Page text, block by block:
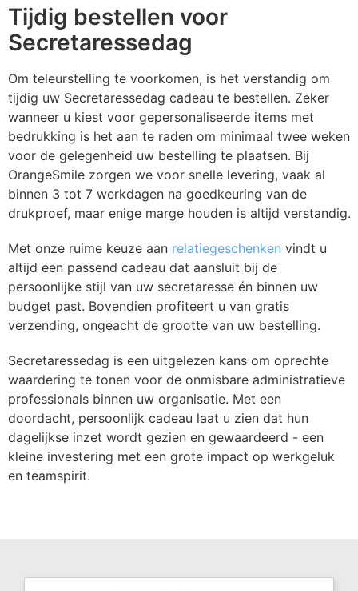
Tijdig bestellen voor
Secretaressedag
Om teleurstelling te voorkomen, is het verstandig om
tijdig uw Secretaressedag cadeau te bestellen. Zeker
wanneer u kiest voor gepersonaliseerde items met
bedrukking is het aan te raden om minimaal twee weken
voor de gelegenheid uw bestelling te plaatsen. Bij
OrangeSmile zorgen we voor snelle levering, vaak al
binnen 3 tot 7 werkdagen na goedkeuring van de
drukproef, maar enige marge houden is altijd verstandig.
Met onze ruime keuze aan relatiegeschenken vindt u
altijd een passend cadeau dat aansluit bij de
persoonlijke stijl van uw secretaresse én binnen uw
budget past. Bovendien profiteert u van gratis
verzending, ongeacht de grootte van uw bestelling.
Secretaressedag is een uitgelezen kans om oprechte
waardering te tonen voor de onmisbare administratieve
professionals binnen uw organisatie. Met een
doordacht, persoonlijk cadeau laat u zien dat hun
dagelijkse inzet wordt gezien en gewaardeerd - een
kleine investering met een grote impact op werkgeluk
en teamspirit.